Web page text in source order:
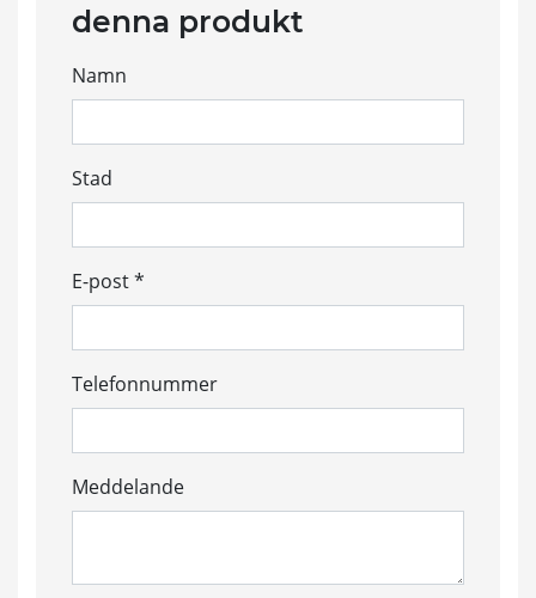
denna produkt
Namn
Stad
E-post *
Telefonnummer
Meddelande